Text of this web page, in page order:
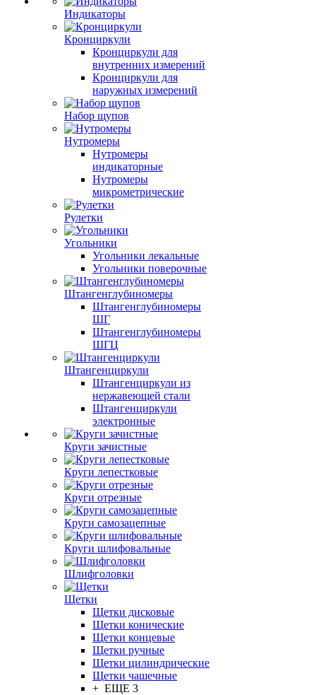
Индикаторы
Кронциркули
Кронциркули для
внутренних измерений
Кронциркули для
наружных измерений
Набор щупов
Нутромеры
Нутромеры
индикаторные
Нутромеры
микрометрические
Рулетки
Угольники
Угольники лекальные
Угольники поверочные
Штангенглубиномеры
Штангенглубиномеры
ШГ
Штангенглубиномеры
ШГЦ
Штангенциркули
Штангенциркули из
нержавеющей стали
Штангенциркули
электронные
Круги зачистные
Круги лепестковые
Круги отрезные
Круги самозацепные
Круги шлифовальные
Шлифголовки
Щетки
Щетки дисковые
Щетки конические
Щетки концевые
Щетки ручные
Щетки цилиндрические
Щетки чашечные
+ ЕЩЕ 3